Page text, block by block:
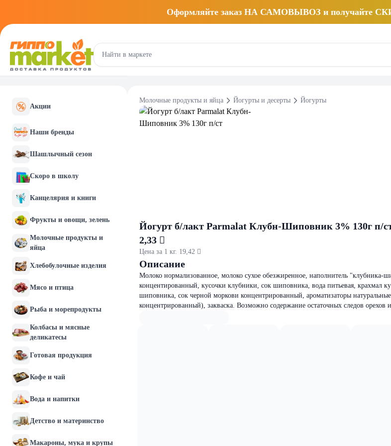
Оформляйте заказ НА САМОВЫВОЗ и получайте
Акции
Наши бренды
Шашлычный сезон
Скоро в школу
Канцелярия и книги
Фрукты и овощи, зелень
Молочные продукты и
яйца
Хлебобулочные изделия
Мясо и птица
Рыба и морепродукты
Колбасы и мясные
деликатесы
Готовая продукция
Кофе и чай
Вода и напитки
Детство и материнство
Макароны, мука и крупы
Молочные продукты и яйца Йогурты и десерты Йогурты
Йогурт б/лакт Parmalat Клубн-Шиповник 3% 130г п/
2,33 
Цена за 1 кг. 19,42 
Описание
Молоко нормализованное, молоко сухое обезжиренное, наполнитель "клубника-
концентированный, кусочки клубники, сок шиповника, вода питьевая, крахмал
шиповника, сок черной моркови концентрированный, ароматизаторы
концентрированный), закваска. Возможно содержание остаточных следов орехов